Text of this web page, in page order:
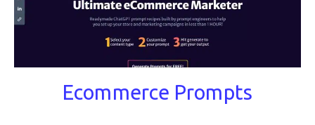
Ecommerce Prompts